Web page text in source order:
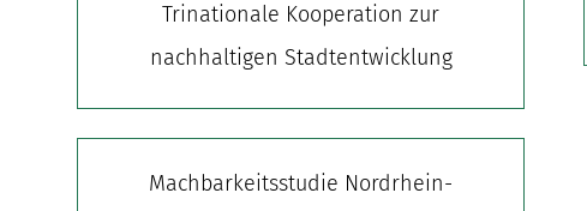
Trinationale Kooperation zur
nachhaltigen Stadtentwicklung
Machbarkeitsstudie Nordrhein-